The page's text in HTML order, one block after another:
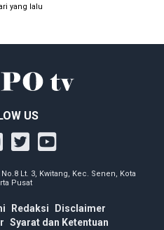
yang lalu
US
Lt. 3, Kwitang, Kec. Senen, Kota
Pusat
Redaksi
Disclaimer
Syarat dan Ketentuan